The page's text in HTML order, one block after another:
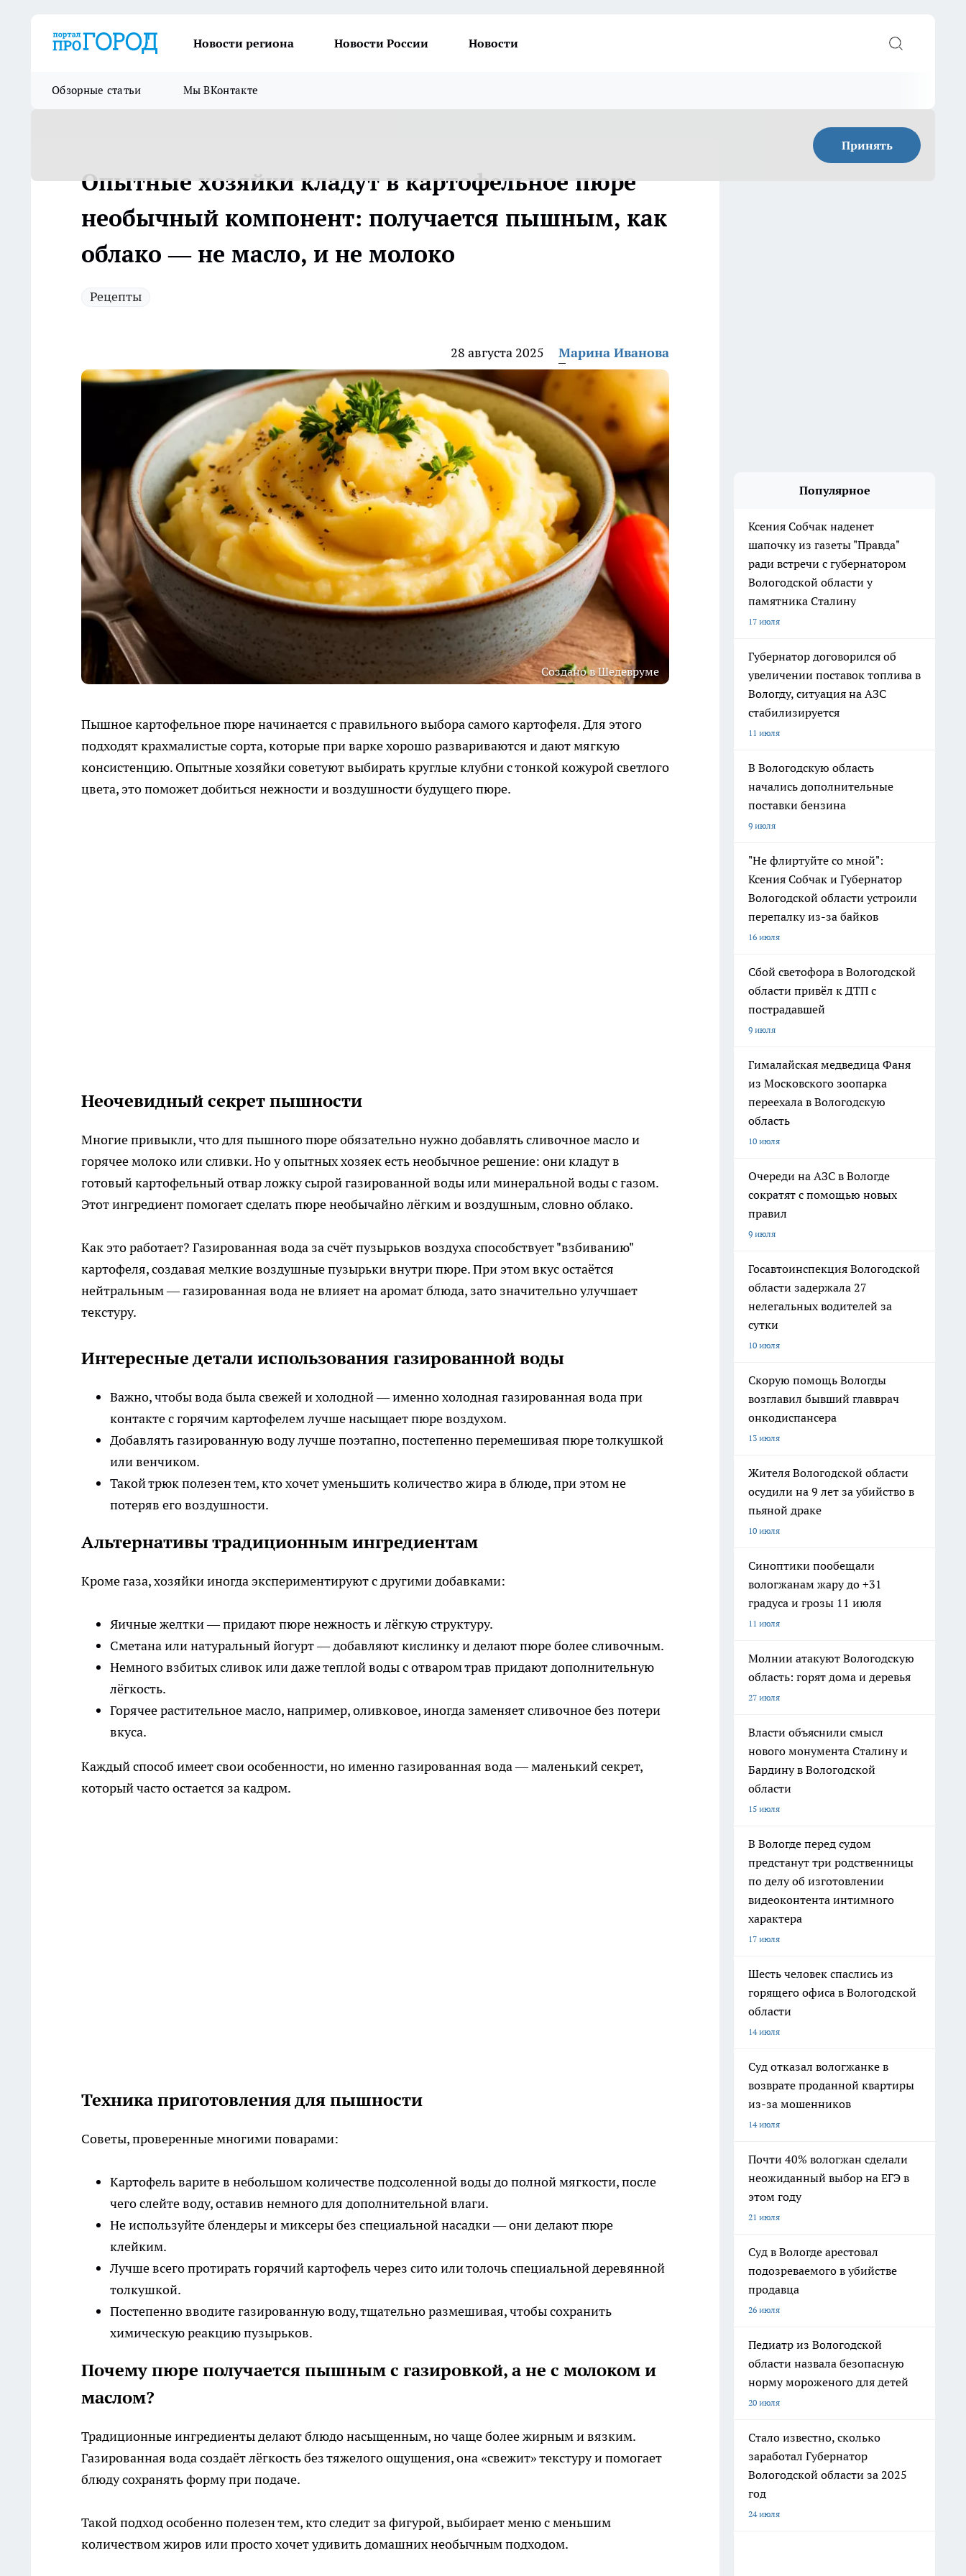
Новости региона Новости России Новости
Обзорные статьи Мы ВКонтакте
Принять
Опытные хозяйки кладут в картофельное пюре
необычный компонент: получается пышным, как
облако — не масло, и не молоко
Рецепты
28 августа 2025 Марина Иванова
Создано в Шедевруме
Пышное картофельное пюре начинается с правильного выбора самого картофеля. Для этого
подходят крахмалистые сорта, которые при варке хорошо развариваются и дают мягкую
консистенцию. Опытные хозяйки советуют выбирать круглые клубни с тонкой кожурой светлого
цвета, это поможет добиться нежности и воздушности будущего пюре.
Неочевидный секрет пышности
Многие привыкли, что для пышного пюре обязательно нужно добавлять сливочное масло и
горячее молоко или сливки. Но у опытных хозяек есть необычное решение: они кладут в
готовый картофельный отвар ложку сырой газированной воды или минеральной воды с газом.
Этот ингредиент помогает сделать пюре необычайно лёгким и воздушным, словно облако.
Как это работает? Газированная вода за счёт пузырьков воздуха способствует "взбиванию"
картофеля, создавая мелкие воздушные пузырьки внутри пюре. При этом вкус остаётся
нейтральным — газированная вода не влияет на аромат блюда, зато значительно улучшает
текстуру.
Интересные детали использования газированной воды
Важно, чтобы вода была свежей и холодной — именно холодная газированная вода при
контакте с горячим картофелем лучше насыщает пюре воздухом.
Добавлять газированную воду лучше поэтапно, постепенно перемешивая пюре толкушкой
или венчиком.
Такой трюк полезен тем, кто хочет уменьшить количество жира в блюде, при этом не
потеряв его воздушности.
Альтернативы традиционным ингредиентам
Кроме газа, хозяйки иногда экспериментируют с другими добавками:
Яичные желтки — придают пюре нежность и лёгкую структуру.
Сметана или натуральный йогурт — добавляют кислинку и делают пюре более сливочным.
Немного взбитых сливок или даже теплой воды с отваром трав придают дополнительную
лёгкость.
Горячее растительное масло, например, оливковое, иногда заменяет сливочное без потери
вкуса.
Каждый способ имеет свои особенности, но именно газированная вода — маленький секрет,
который часто остается за кадром.
Техника приготовления для пышности
Советы, проверенные многими поварами:
Картофель варите в небольшом количестве подсоленной воды до полной мягкости, после
чего слейте воду, оставив немного для дополнительной влаги.
Не используйте блендеры и миксеры без специальной насадки — они делают пюре
клейким.
Лучше всего протирать горячий картофель через сито или толочь специальной деревянной
толкушкой.
Постепенно вводите газированную воду, тщательно размешивая, чтобы сохранить
химическую реакцию пузырьков.
Почему пюре получается пышным с газировкой, а не с молоком и
маслом?
Традиционные ингредиенты делают блюдо насыщенным, но чаще более жирным и вязким.
Газированная вода создаёт лёгкость без тяжелого ощущения, она «свежит» текстуру и помогает
блюду сохранять форму при подаче.
Такой подход особенно полезен тем, кто следит за фигурой, выбирает меню с меньшим
количеством жиров или просто хочет удивить домашних необычным подходом.
Популярное
Ксения Собчак наденет
шапочку из газеты "Правда"
ради встречи с губернатором
Вологодской области у
памятника Сталину
17 июля
Губернатор договорился об
увеличении поставок топлива в
Вологду, ситуация на АЗС
стабилизируется
11 июля
В Вологодскую область
начались дополнительные
поставки бензина
9 июля
"Не флиртуйте со мной":
Ксения Собчак и Губернатор
Вологодской области устроили
перепалку из-за байков
16 июля
Сбой светофора в Вологодской
области привёл к ДТП с
пострадавшей
9 июля
Гималайская медведица Фаня
из Московского зоопарка
переехала в Вологодскую
область
10 июля
Очереди на АЗС в Вологде
сократят с помощью новых
правил
9 июля
Госавтоинспекция Вологодской
области задержала 27
нелегальных водителей за
сутки
10 июля
Скорую помощь Вологды
возглавил бывший главврач
онкодиспансера
13 июля
Жителя Вологодской области
осудили на 9 лет за убийство в
пьяной драке
10 июля
Синоптики пообещали
вологжанам жару до +31
градуса и грозы 11 июля
11 июля
Молнии атакуют Вологодскую
область: горят дома и деревья
27 июля
Власти объяснили смысл
нового монумента Сталину и
Бардину в Вологодской
области
15 июля
В Вологде перед судом
предстанут три родственницы
по делу об изготовлении
видеоконтента интимного
характера
17 июля
Шесть человек спаслись из
горящего офиса в Вологодской
области
14 июля
Суд отказал вологжанке в
возврате проданной квартиры
из-за мошенников
14 июля
Почти 40% вологжан сделали
неожиданный выбор на ЕГЭ в
этом году
21 июля
Суд в Вологде арестовал
подозреваемого в убийстве
продавца
26 июля
Педиатр из Вологодской
области назвала безопасную
норму мороженого для детей
20 июля
Стало известно, сколько
заработал Губернатор
Вологодской области за 2025
год
24 июля